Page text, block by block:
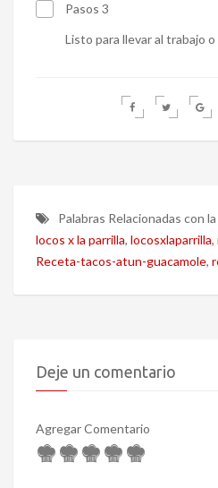
Pasos 3
Listo para llevar al trabajo
Palabras Relacionadas con
locos x la parrilla, locosxlaparrilla,
Receta-tacos-atun-guacamole,
Deje un comentario
Agregar Comentario